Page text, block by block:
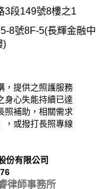
3段149號8樓之1
8號8F-5(長輝金融中
)
，提供之照護服務
身心失能持續已達
照補助，相關需求
，或撥打長照專線
份有限公司
律師事務所